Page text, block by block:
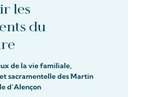
les
du
de la vie familiale,
sacramentelle des Martin
d’Alençon